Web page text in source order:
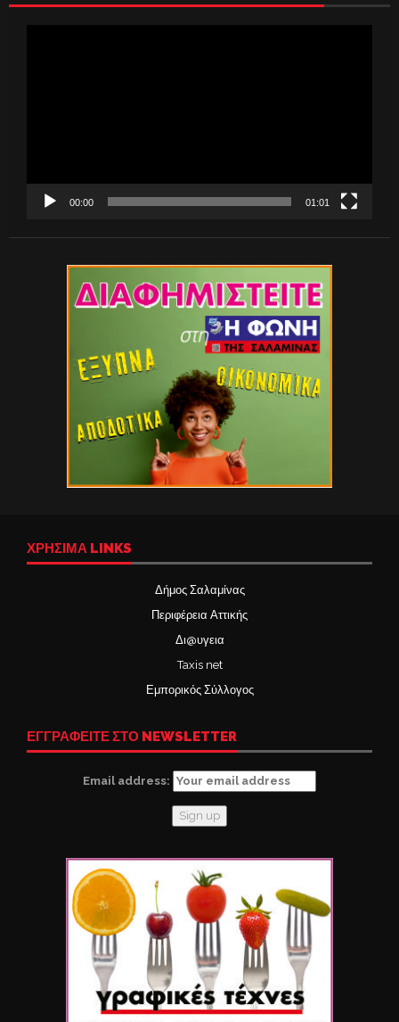
00:00 01:01
ΧΡΉΣΙΜΑ LINKS
Δήμος Σαλαμίνας
Περιφέρεια Αττικής
Δι@υγεια
Taxis net
Εμπορικός Σύλλογος
ΕΓΓΡΑΦΕΙΤΕ ΣΤΟ NEWSLETTER
Email address: